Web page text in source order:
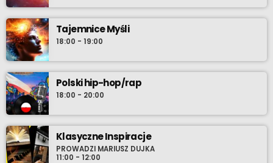
Tajemnice Myśli
18:00 - 19:00
Polski hip-hop/rap
18:00 - 20:00
Klasyczne Inspiracje
PROWADZI MARIUSZ DUJKA
11:00 - 12:00